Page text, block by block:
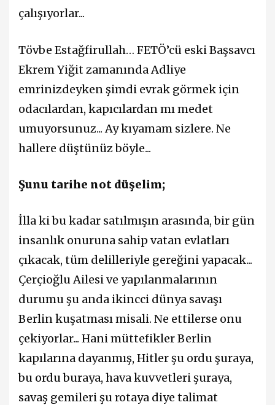
çalışıyorlar...
Tövbe Estağfirullah… FETÖ’cü eski Başsavcı
Ekrem Yiğit zamanında Adliye
emrinizdeyken şimdi evrak görmek için
odacılardan, kapıcılardan mı medet
umuyorsunuz... Ay kıyamam sizlere. Ne
hallere düştünüz böyle...
Şunu tarihe not düşelim;
İlla ki bu kadar satılmışın arasında, bir gün
insanlık onuruna sahip vatan evlatları
çıkacak, tüm delilleriyle gereğini yapacak...
Çerçioğlu Ailesi ve yapılanmalarının
durumu şu anda ikincci dünya savaşı
Berlin kuşatması misali. Ne ettilerse onu
çekiyorlar... Hani müttefikler Berlin
kapılarına dayanmış, Hitler şu ordu şuraya,
bu ordu buraya, hava kuvvetleri şuraya,
savaş gemileri şu rotaya diye talimat